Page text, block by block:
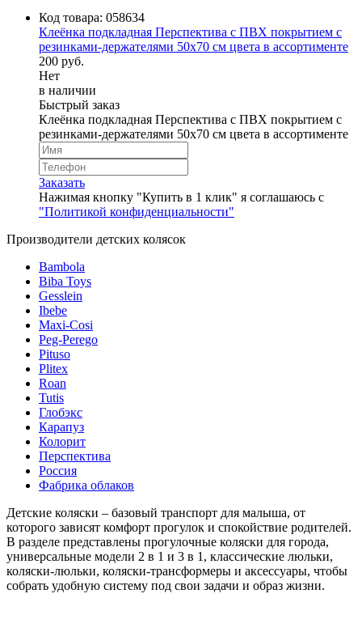
Код товара: 058634
Клеёнка подкладная Перспектива с ПВХ покрытием с
резинками-держателями 50х70 см цвета в ассортименте
200 руб.
Нет
в наличии
Быстрый заказ
Клеёнка подкладная Перспектива с ПВХ покрытием с
резинками-держателями 50х70 см цвета в ассортименте
Заказать
Нажимая кнопку "Купить в 1 клик" я соглашаюсь с
"Политикой конфиденциальности"
Производители детских колясок
Bambola
Biba Toys
Gesslein
Ibebe
Maxi-Cosi
Peg-Perego
Pituso
Plitex
Roan
Tutis
Глобэкс
Карапуз
Колорит
Перспектива
Россия
Фабрика облаков
Детские коляски – базовый транспорт для малыша, от
которого зависят комфорт прогулок и спокойствие родителей.
В разделе представлены прогулочные коляски для города,
универсальные модели 2 в 1 и 3 в 1, классические люльки,
коляски-люльки, коляски-трансформеры и аксессуары, чтобы
собрать удобную систему под свои задачи и образ жизни.